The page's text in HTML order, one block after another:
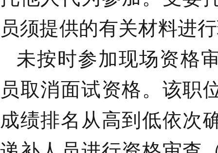
员须提供的有关材料进
未按时参加现场资格
员取消面试资格。该职
成绩排名从高到低依次